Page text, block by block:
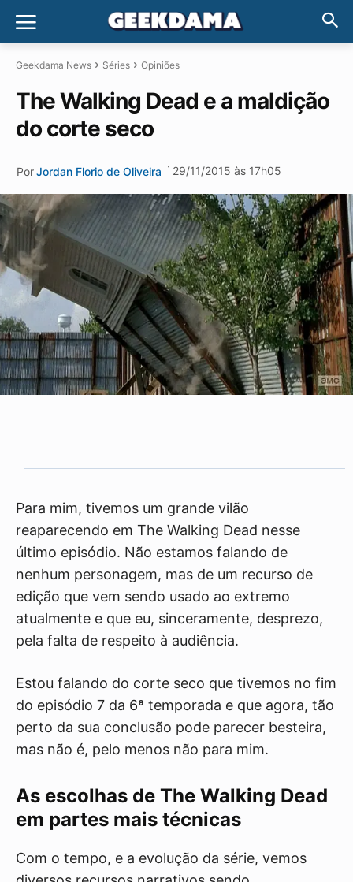
Geekdama News Séries Opiniões
The Walking Dead e a maldição
do corte seco
PorJordan Florio de Oliveira · 29/11/2015 às 17h05
Para mim, tivemos um grande vilão
reaparecendo em The Walking Dead nesse
último episódio. Não estamos falando de
nenhum personagem, mas de um recurso de
edição que vem sendo usado ao extremo
atualmente e que eu, sinceramente, desprezo,
pela falta de respeito à audiência.
Estou falando do corte seco que tivemos no fim
do episódio 7 da 6ª temporada e que agora, tão
perto da sua conclusão pode parecer besteira,
mas não é, pelo menos não para mim.
As escolhas de The Walking Dead
em partes mais técnicas
Com o tempo, e a evolução da série, vemos